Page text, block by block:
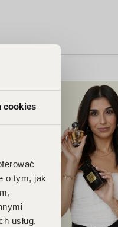
cookies
o tym, jak
usług.